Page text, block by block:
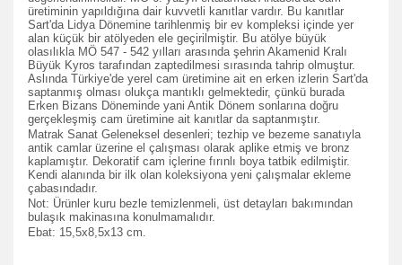
üretiminin yapıldığına dair kuvvetli kanıtlar vardır. Bu kanıtlar
Sart'da Lidya Dönemine tarihlenmiş bir ev kompleksi içinde yer
alan küçük bir atölyeden ele geçirilmiştir. Bu atölye büyük
olasılıkla MÖ 547 - 542 yılları arasında şehrin Akamenid Kralı
Büyük Kyros tarafından zaptedilmesi sırasında tahrip olmuştur.
Aslında Türkiye'de yerel cam üretimine ait en erken izlerin Sart'da
saptanmış olması olukça mantıklı gelmektedir, çünkü burada
Erken Bizans Döneminde yani Antik Dönem sonlarına doğru
gerçekleşmiş cam üretimine ait kanıtlar da saptanmıştır.
Matrak Sanat Geleneksel desenleri; tezhip ve bezeme sanatıyla
antik camlar üzerine el çalışması olarak aplike etmiş ve bronz
kaplamıştır. Dekoratif cam içlerine fırınlı boya tatbik edilmiştir.
Kendi alanında bir ilk olan koleksiyona yeni çalışmalar ekleme
çabasındadır.
Not: Ürünler kuru bezle temizlenmeli, üst detayları bakımından
bulaşık makinasına konulmamalıdır.
Ebat: 15,5x8,5x13 cm.